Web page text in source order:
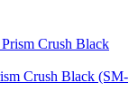
Crush Black (SM-